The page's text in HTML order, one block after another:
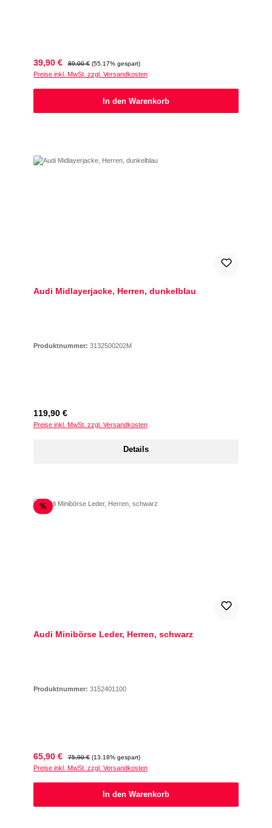
Verkaufspreis:
39,90 € Regulärer Preis:
89,00 € (55.17% gespart)
Preise inkl. MwSt. zzgl. Versandkosten
In den Warenkorb
Audi Midlayerjacke, Herren, dunkelblau
Produktnummer: 3132500202M
Regulärer Preis:
119,90 €
Preise inkl. MwSt. zzgl. Versandkosten
Details
%Rabatt
Audi Minibörse Leder, Herren, schwarz
Produktnummer: 3152401100
Verkaufspreis:
65,90 € Regulärer Preis:
75,90 € (13.18% gespart)
Preise inkl. MwSt. zzgl. Versandkosten
In den Warenkorb